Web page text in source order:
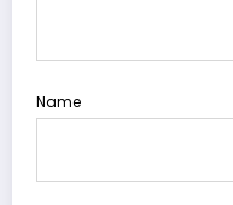
Name